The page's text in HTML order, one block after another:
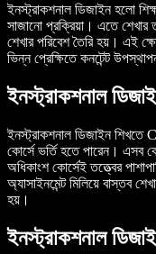
ইনস্ট্রাকশনাল ডিজাইন হলো
সাজানো প্রক্রিয়া। এতে শেখার
শেখার পরিবেশ তৈরি হয়। এই
ভিন্ন প্রেক্ষিতে কনটেন্ট
ইনস্ট্রাকশনাল
ইনস্ট্রাকশনাল ডিজাইন
কোর্সে ভর্তি হতে পারেন। এসব
অধিকাংশ কোর্সেই তত্ত্বের
অ্যাসাইনমেন্ট মিলিয়ে বাস্তব
হয়।
ইনস্ট্রাকশনাল